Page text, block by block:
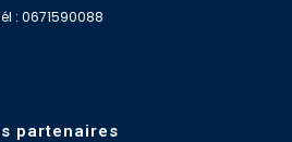
: 0671590088
partenaires